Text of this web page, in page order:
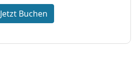
Jetzt Buchen